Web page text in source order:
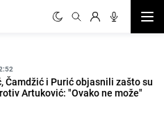
Čamdžić i Purić objasnili zašto su
Artuković: "Ovako ne može"